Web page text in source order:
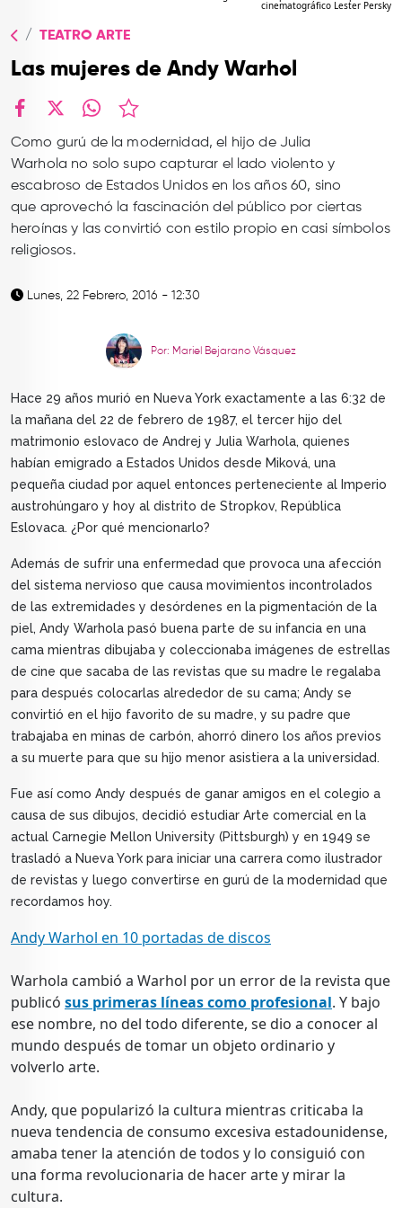
cinematográfico Lester Persky
TEATRO ARTE
Las mujeres de Andy Warhol
Como gurú de la modernidad, el hijo de Julia
Warhola no solo supo capturar el lado violento y
escabroso de Estados Unidos en los años 60, sino
que aprovechó la fascinación del público por ciertas
heroínas y las convirtió con estilo propio en casi símbolos
religiosos.
Lunes, 22 Febrero, 2016 - 12:30
Por: Mariel Bejarano Vásquez
Hace 29 años murió en Nueva York exactamente a las 6:32 de
la mañana del 22 de febrero de 1987, el tercer hijo del
matrimonio eslovaco de Andrej y Julia Warhola, quienes
habían emigrado a Estados Unidos desde Miková, una
pequeña ciudad por aquel entonces perteneciente al Imperio
austrohúngaro y hoy al distrito de Stropkov, República
Eslovaca. ¿Por qué mencionarlo?
Además de sufrir una enfermedad que provoca una afección
del sistema nervioso que causa movimientos incontrolados
de las extremidades y desórdenes en la pigmentación de la
piel, Andy Warhola pasó buena parte de su infancia en una
cama mientras dibujaba y coleccionaba imágenes de estrellas
de cine que sacaba de las revistas que su madre le regalaba
para después colocarlas alrededor de su cama; Andy se
convirtió en el hijo favorito de su madre, y su padre que
trabajaba en minas de carbón, ahorró dinero los años previos
a su muerte para que su hijo menor asistiera a la universidad.
Fue así como Andy después de ganar amigos en el colegio a
causa de sus dibujos, decidió estudiar Arte comercial en la
actual Carnegie Mellon University (Pittsburgh) y en 1949 se
trasladó a Nueva York para iniciar una carrera como ilustrador
de revistas y luego convertirse en gurú de la modernidad que
recordamos hoy.
Andy Warhol en 10 portadas de discos
Warhola cambió a Warhol por un error de la revista que
publicó sus primeras líneas como profesional. Y bajo
ese nombre, no del todo diferente, se dio a conocer al
mundo después de tomar un objeto ordinario y
volverlo arte.
Andy, que popularizó la cultura mientras criticaba la
nueva tendencia de consumo excesiva estadounidense,
amaba tener la atención de todos y lo consiguió con
una forma revolucionaria de hacer arte y mirar la
cultura.